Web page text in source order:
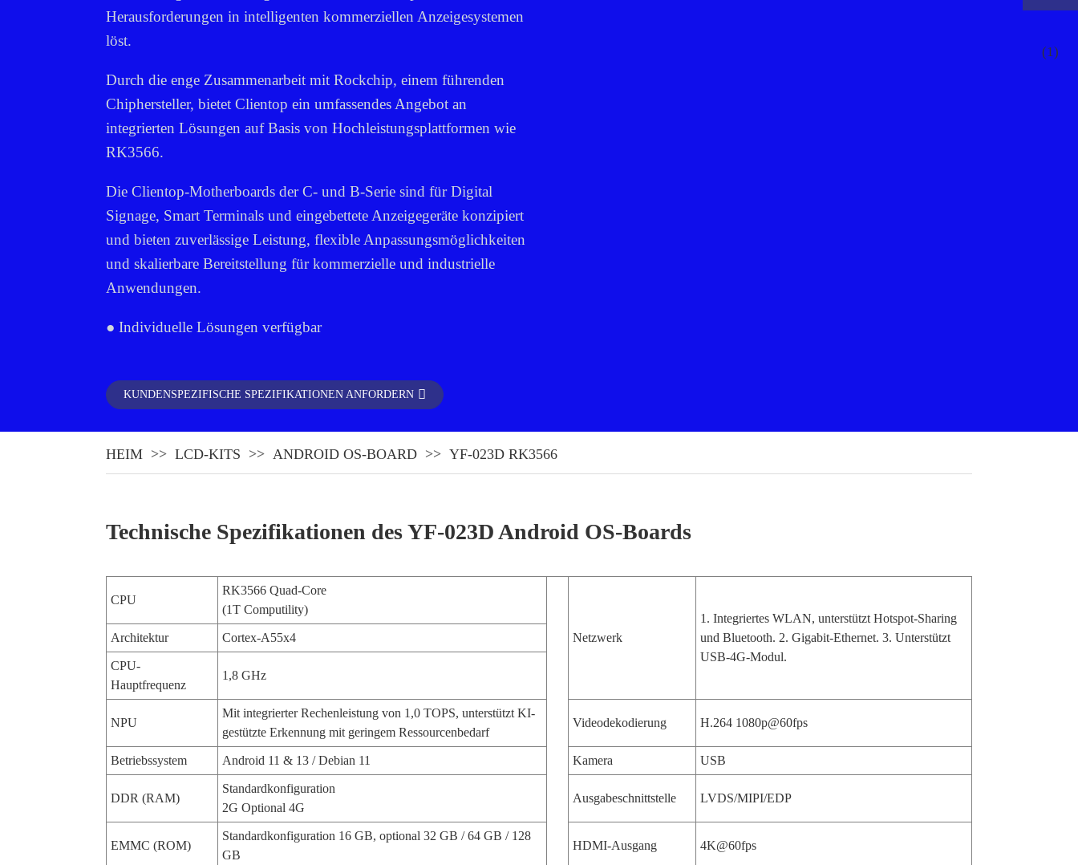
Herausforderungen in intelligenten kommerziellen Anzeigesystemen
löst.
Durch die enge Zusammenarbeit mit Rockchip, einem führenden
Chiphersteller, bietet Clientop ein umfassendes Angebot an
integrierten Lösungen auf Basis von Hochleistungsplattformen wie
RK3566.
Die Clientop-Motherboards der C- und B-Serie sind für Digital
Signage, Smart Terminals und eingebettete Anzeigegeräte konzipiert
und bieten zuverlässige Leistung, flexible Anpassungsmöglichkeiten
und skalierbare Bereitstellung für kommerzielle und industrielle
Anwendungen.
● Individuelle Lösungen verfügbar
KUNDENSPEZIFISCHE SPEZIFIKATIONEN ANFORDERN
HEIM LCD-KITS ANDROID OS-BOARD YF-023D RK3566
Technische Spezifikationen des YF-023D Android OS-Boards
CPU
RK3566 Quad-Core
(1T Computility)
Netzwerk
1. Integriertes WLAN, unterstützt Hotspot-Sharing
und Bluetooth. 2. Gigabit-Ethernet. 3. Unterstützt
USB-4G-Modul.
Architektur Cortex-A55x4
CPU-
Hauptfrequenz
1,8 GHz
NPU
Mit integrierter Rechenleistung von 1,0 TOPS, unterstützt KI-
gestützte Erkennung mit geringem Ressourcenbedarf
Videodekodierung H.264 1080p@60fps
Betriebssystem Android 11 & 13 / Debian 11 Kamera USB
DDR (RAM)
Standardkonfiguration
2G Optional 4G
Ausgabeschnittstelle LVDS/MIPI/EDP
EMMC (ROM)
Standardkonfiguration 16 GB, optional 32 GB / 64 GB / 128
GB
HDMI-Ausgang 4K@60fps